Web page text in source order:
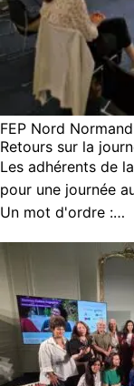
FEP Nord
Retours sur la
Les adhérents de
pour une journée
Un mot d'ordre :…